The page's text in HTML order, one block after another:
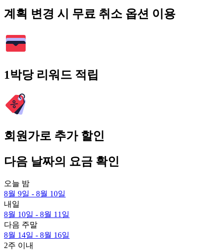
계획 변경 시 무료 취소 옵션 이용
1박당 리워드 적립
회원가로 추가 할인
다음 날짜의 요금 확인
오늘 밤
8월 9일 - 8월 10일
내일
8월 10일 - 8월 11일
다음 주말
8월 14일 - 8월 16일
2주 이내